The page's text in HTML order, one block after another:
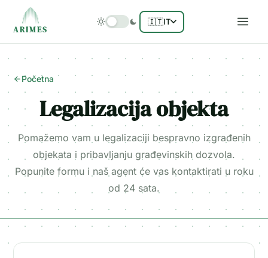
ARIMES
🇮🇹IT
Početna
Legalizacija objekta
Pomažemo vam u legalizaciji bespravno izgrađenih
objekata i pribavljanju građevinskih dozvola.
Popunite formu i naš agent će vas kontaktirati u roku
od 24 sata.